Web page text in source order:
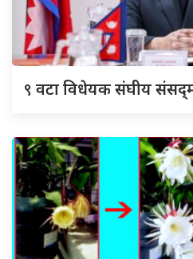
९ वटा विधेयक संघीय